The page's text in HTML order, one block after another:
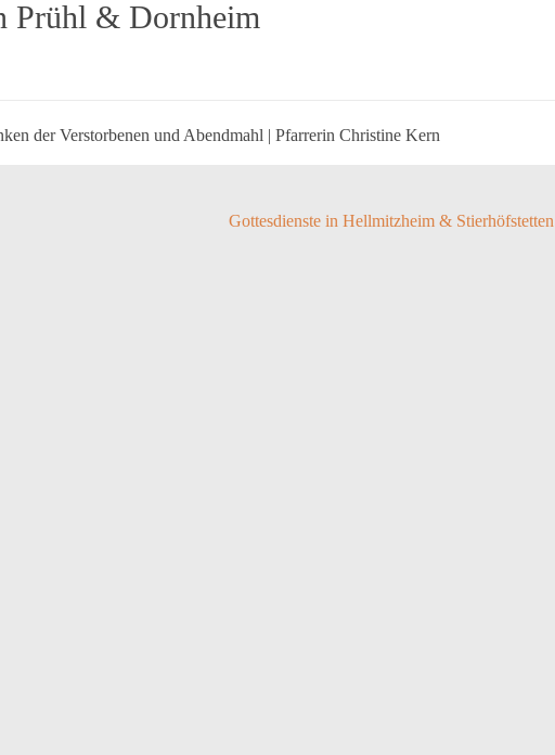
Prühl & Dornheim
der Verstorbenen und Abendmahl | Pfarrerin Christine Kern
Gottesdienste in Hellmitzheim & Stierhöfstetten